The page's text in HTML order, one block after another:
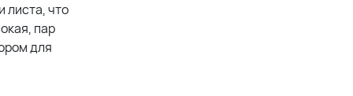
листа, что
пар
для